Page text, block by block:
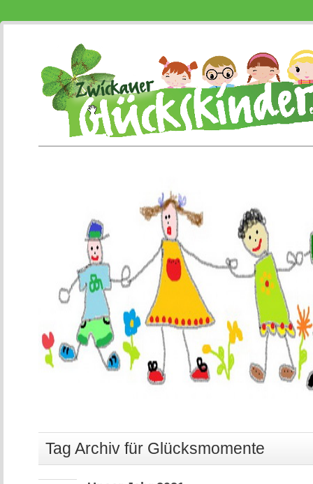
Tag Archiv für Glücksmomente